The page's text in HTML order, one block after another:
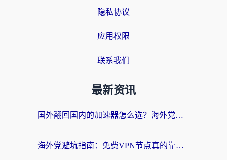
隐私协议
应用权限
联系我们
最新资讯
国外翻回国内的加速器怎么选？海外党亲测实用指南，告别地域限制
海外党避坑指南：免费VPN节点真的靠谱吗？教你选对回国加速器无缝访问国内资源